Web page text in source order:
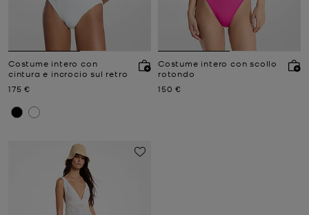
Costume intero con
cintura e incrocio sul retro
Prezzo attuale
175 €
Costume intero con scollo
rotondo
Prezzo attuale
150 €